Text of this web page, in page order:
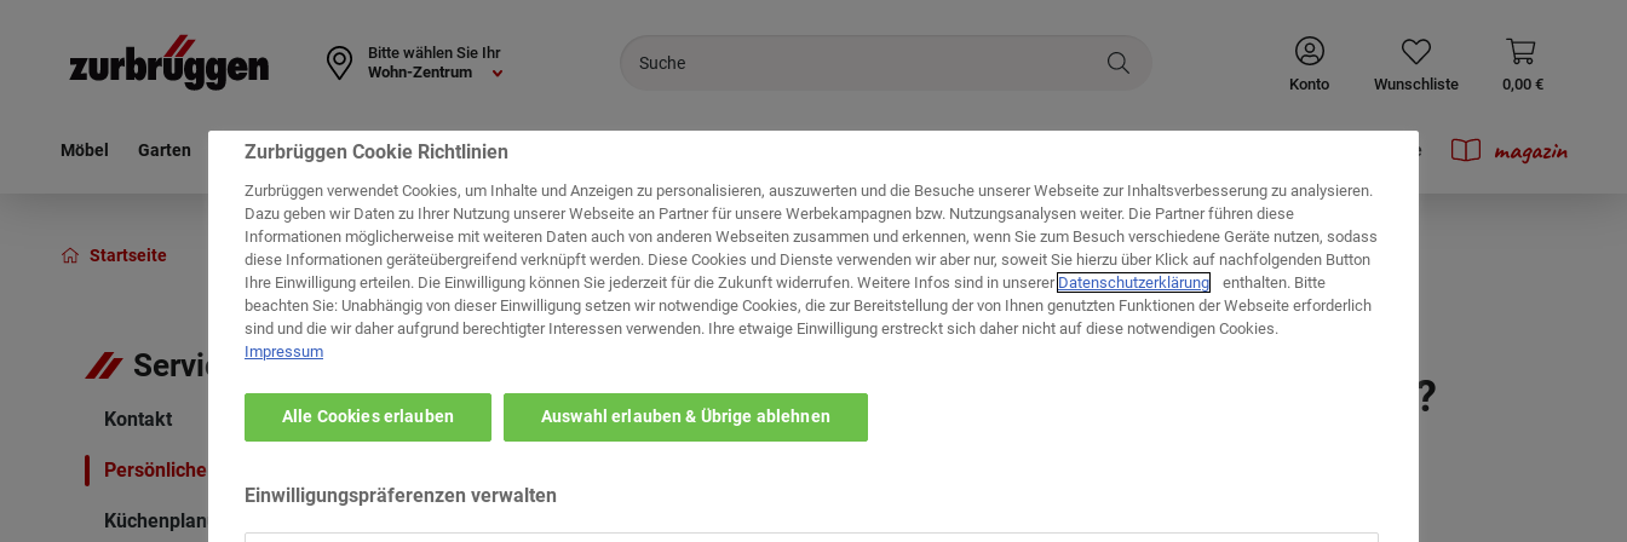
Wohn-Zentrum
Bitte wählen Sie Ihr
Konto
Wunschliste 0,00 €
Möbel Garten Haushalt Deko & Textil Leuchten Prospekte magazin
Startseite Service Küchenplanung
Service
Kontakt
Persönliche Beratung
Küchenplanung
Welches ist ihr bevorzugtes Wohn-Zentrum?
Zurbrüggen Cookie Richtlinien
Zurbrüggen verwendet Cookies, um Inhalte und Anzeigen zu personalisieren, auszuwerten und die Besuche unserer Webseite zur Inhaltsverbesserung zu analysieren.
Dazu geben wir Daten zu Ihrer Nutzung unserer Webseite an Partner für unsere Werbekampagnen bzw. Nutzungsanalysen weiter. Die Partner führen diese
Informationen möglicherweise mit weiteren Daten auch von anderen Webseiten zusammen und erkennen, wenn Sie zum Besuch verschiedene Geräte nutzen, sodass
diese Informationen geräteübergreifend verknüpft werden. Diese Cookies und Dienste verwenden wir aber nur, soweit Sie hierzu über Klick auf nachfolgenden Button
Ihre Einwilligung erteilen. Die Einwilligung können Sie jederzeit für die Zukunft widerrufen. Weitere Infos sind in unserer Datenschutzerklärung
enthalten. Bitte
beachten Sie: Unabhängig von dieser Einwilligung setzen wir notwendige Cookies, die zur Bereitstellung der von Ihnen genutzten Funktionen der Webseite erforderlich
sind und die wir daher aufgrund berechtigter Interessen verwenden. Ihre etwaige Einwilligung erstreckt sich daher nicht auf diese notwendigen Cookies.
Impressum
Alle Cookies erlauben Auswahl erlauben & Übrige ablehnen
Einwilligungspräferenzen verwalten